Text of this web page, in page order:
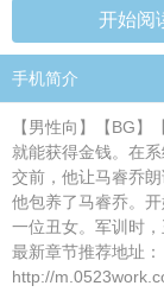
开始阅
手机简介
【男性向】【BG】
就能获得金钱。在
交前，他让马睿乔
他包养了马睿乔。
一位丑女。军训时
最新章节推荐地址：
http://